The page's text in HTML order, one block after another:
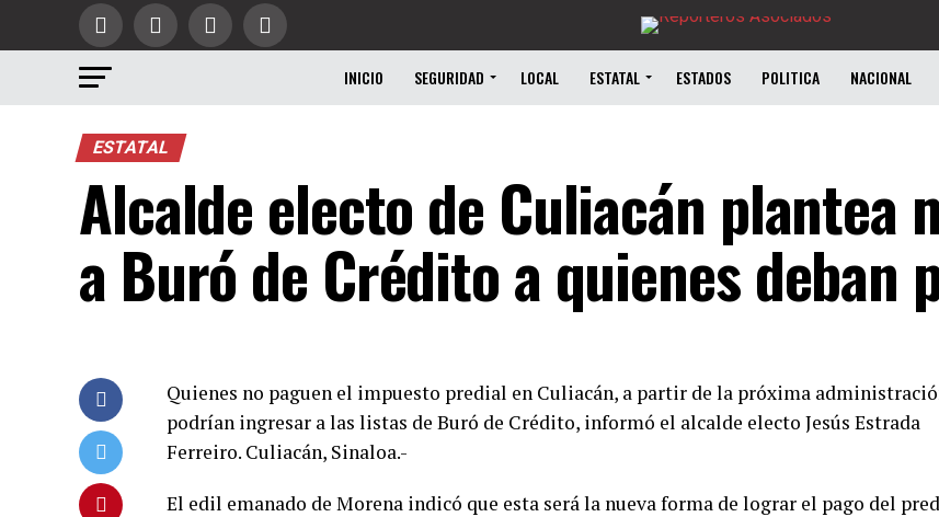
INICIO SEGURIDAD LOCAL ESTATAL ESTADOS POLITICA NACIONAL
ESTATAL
Alcalde electo de Culiacán plantea
a Buró de Crédito a quienes deban
Quienes no paguen el impuesto predial en Culiacán, a partir de la próxima
podrían ingresar a las listas de Buró de Crédito, informó el alcalde electo Jesús Estrada
Ferreiro. Culiacán, Sinaloa.-
El edil emanado de Morena indicó que esta será la nueva forma de lograr el pago del